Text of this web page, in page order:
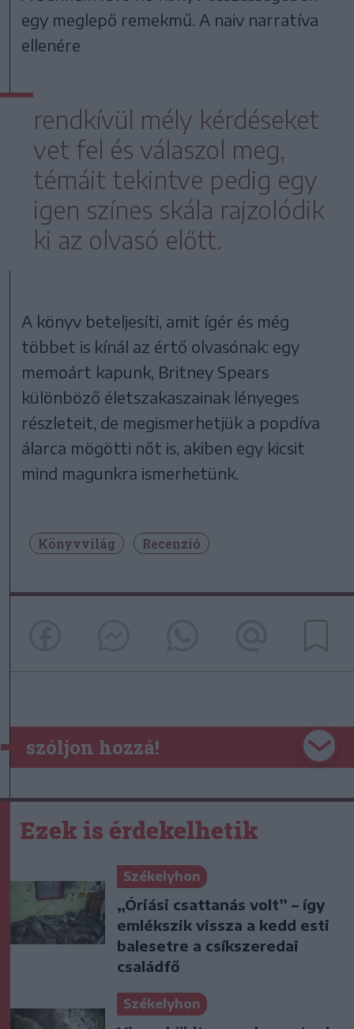
egy meglepő remekmű. A naiv narratíva
ellenére
rendkívül mély kérdéseket
vet fel és válaszol meg,
témáit tekintve pedig egy
igen színes skála rajzolódik
ki az olvasó előtt.
A könyv beteljesíti, amit ígér és még
többet is kínál az értő olvasónak: egy
memoárt kapunk, Britney Spears
különböző életszakaszainak lényeges
részleteit, de megismerhetjük a popdíva
álarca mögötti nőt is, akiben egy kicsit
mind magunkra ismerhetünk.
Könyvvilág Recenzió
szóljon hozzá!
Ezek is érdekelhetik
Székelyhon
„Óriási csattanás volt” – így
emlékszik vissza a kedd esti
balesetre a csíkszeredai
családfő
Székelyhon